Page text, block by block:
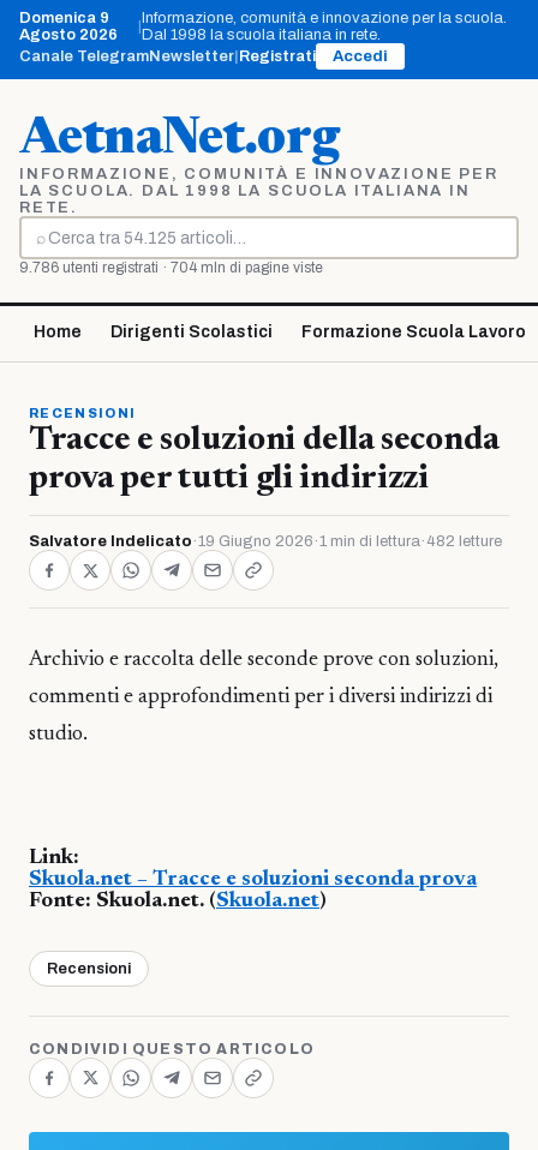
Vai
contenuto
Domenica 9
Agosto 2026
|Informazione, comunità e innovazione per la scuola.
Dal 1998 la scuola italiana in rete.
Canale TelegramNewsletter Registrati Accedi
AetnaNet.org
INFORMAZIONE, COMUNITÀ E INNOVAZIONE PER
LA SCUOLA. DAL 1998 LA SCUOLA ITALIANA IN
RETE.
⌕
Cerca
9.786 utenti registrati · 704 mln di pagine viste
Home Dirigenti Scolastici Formazione Scuola Lavoro
RECENSIONI
Tracce e soluzioni della seconda
prova per tutti gli indirizzi
Salvatore Indelicato ·19 Giugno 2026 ·1 min di lettura· 482 letture
Archivio e raccolta delle seconde prove con soluzioni,
commenti e approfondimenti per i diversi indirizzi di
studio.
Link:
Skuola.net – Tracce e soluzioni seconda prova
Fonte: Skuola.net. (Skuola.net)
Recensioni
CONDIVIDI QUESTO ARTICOLO